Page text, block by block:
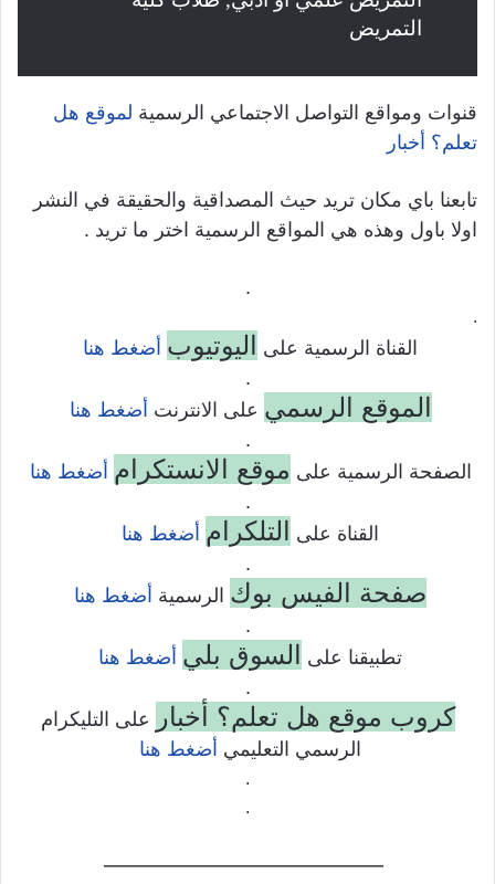
التمريض
قنوات ومواقع التواصل الاجتماعي الرسمية لموقع هل
تعلم؟ أخبار
تابعنا باي مكان تريد حيث المصداقية والحقيقة في النشر
اولا باول وهذه هي المواقع الرسمية اختر ما تريد .
.
.
القناة الرسمية على اليوتيوب أضغط هنا
.
الموقع الرسمي على الانترنت أضغط هنا
.
الصفحة الرسمية على موقع الانستكرام أضغط هنا
.
القناة على التلكرام أضغط هنا
.
صفحة الفيس بوك الرسمية أضغط هنا
.
تطبيقنا على السوق بلي أضغط هنا
.
كروب موقع هل تعلم؟ أخبار
على التليكرام
الرسمي التعليمي أضغط هنا
.
.
——————————–